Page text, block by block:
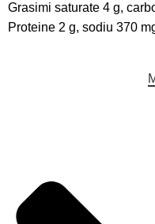
Grasimi saturate 4 g,
Proteine 2 g, sodiu 370